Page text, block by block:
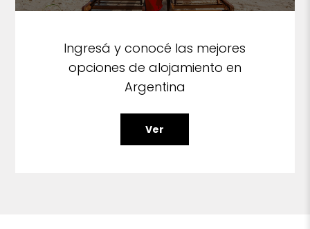
Ingresá y conocé las mejores
opciones de alojamiento en
Argentina
Ver